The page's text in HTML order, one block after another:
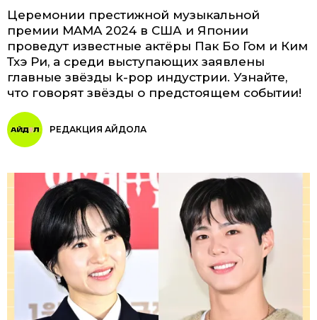
Церемонии престижной музыкальной
премии MAMA 2024 в США и Японии
проведут известные актёры Пак Бо Гом и Ким
Тхэ Ри, а среди выступающих заявлены
главные звёзды k-pop индустрии. Узнайте,
что говорят звёзды о предстоящем событии!
РЕДАКЦИЯ АЙДОЛА